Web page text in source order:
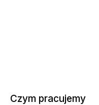
Czym pracujemy